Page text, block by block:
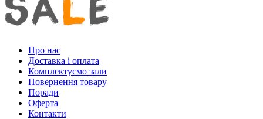
Про нас
Доставка і оплата
Комплектуємо зали
Повернення товару
Поради
Оферта
Контакти